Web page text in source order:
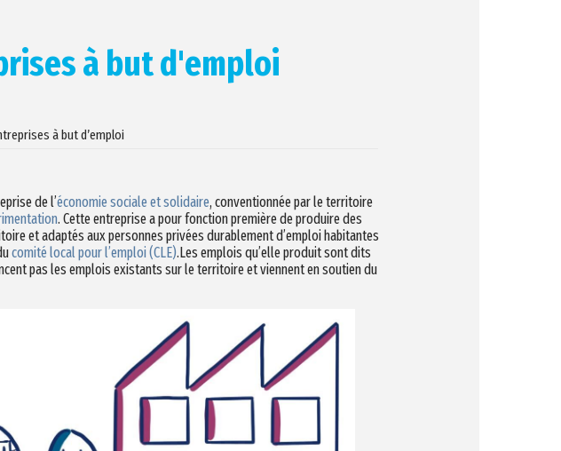
à but d'emploi
à but d’emploi
de l’économie sociale et solidaire, conventionnée par le territoire
. Cette entreprise a pour fonction première de produire des
et adaptés aux personnes privées durablement d’emploi habitantes
comité local pour l’emploi (CLE).Les emplois qu’elle produit sont dits
pas les emplois existants sur le territoire et viennent en soutien du